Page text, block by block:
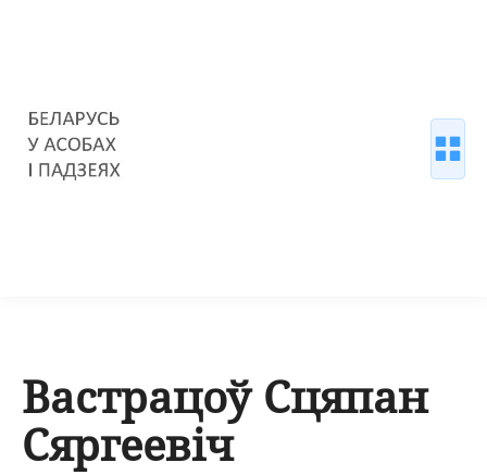
Вастрацоў Сцяпан
Сяргеевіч